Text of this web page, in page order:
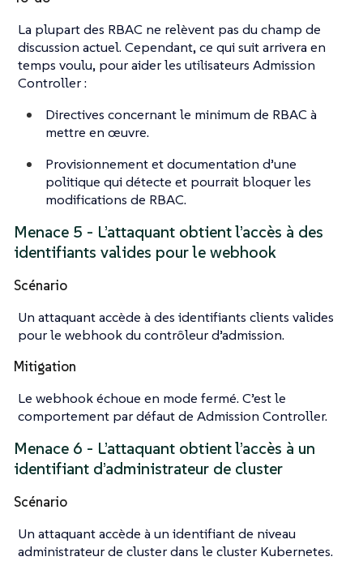
La plupart des RBAC ne relèvent pas du champ de
discussion actuel. Cependant, ce qui suit arrivera en
temps voulu, pour aider les utilisateurs Admission
Controller :
Directives concernant le minimum de RBAC à
mettre en œuvre.
Provisionnement et documentation d’une
politique qui détecte et pourrait bloquer les
modifications de RBAC.
Menace 5 - L’attaquant obtient l’accès à des
identifiants valides pour le webhook
Scénario
Un attaquant accède à des identifiants clients valides
pour le webhook du contrôleur d’admission.
Mitigation
Le webhook échoue en mode fermé. C’est le
comportement par défaut de Admission Controller.
Menace 6 - L’attaquant obtient l’accès à un
identifiant d’administrateur de cluster
Scénario
Un attaquant accède à un identifiant de niveau
administrateur de cluster dans le cluster Kubernetes.